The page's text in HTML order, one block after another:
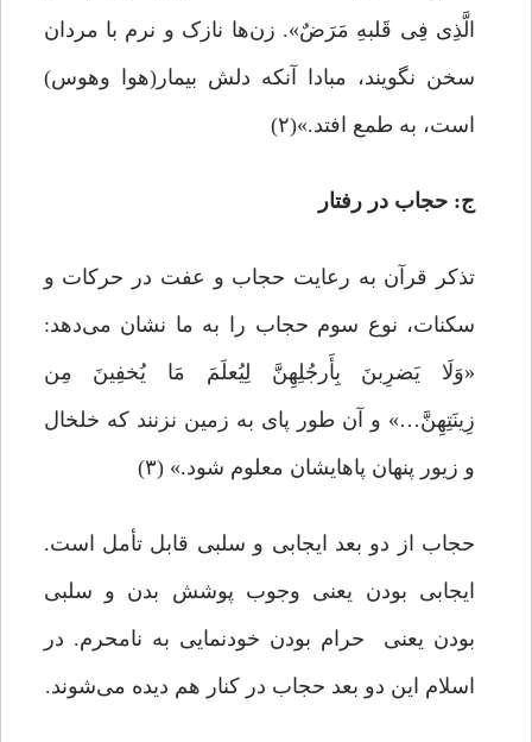
الَّذِی فِی قَلبهِ مَرَضٌ». زن‌ها نازک و نرم با مردان
سخن نگویند، مبادا آنکه دلش بیمار(هوا وهوس)
است، به طمع افتد.»(۲)
ج: حجاب در رفتار
تذکر قرآن به رعایت حجاب و عفت در حرکات و
سکنات، نوع سوم حجاب را به ما نشان می‌دهد:
«وَلَا یَضرِبنَ بِأَرجُلِهِنَّ لِیُعلَمَ مَا یُخفِینَ مِن
زِینَتِهِنَّ…» و آن طور پای به زمین نزنند که خلخال
و زیور پنهان پاهایشان معلوم شود.» (۳)
حجاب از دو بعد ایجابی و سلبی قابل تأمل است.
ایجابی بودن یعنی وجوب پوشش بدن و سلبی
‌بودن یعنی حرام بودن خودنمایی به نامحرم. در
اسلام این دو بعد حجاب در کنار هم دیده می‌شوند.